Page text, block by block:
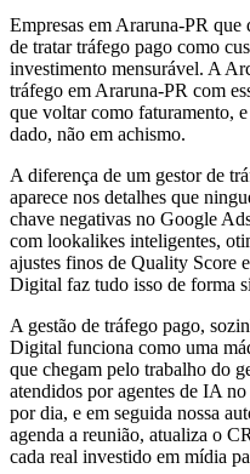
Empresas em Araruna-PR que
de tratar tráfego pago como
investimento mensurável. A
tráfego em Araruna-PR com
que voltar como faturamento,
dado, não em achismo.
A diferença de um gestor de
aparece nos detalhes que
chave negativas no Google
com lookalikes inteligentes,
ajustes finos de Quality Score
Digital faz tudo isso de forma
A gestão de tráfego pago,
Digital funciona como uma
que chegam pelo trabalho do
atendidos por agentes de IA
por dia, e em seguida nossa
agenda a reunião, atualiza o
cada real investido em mídia